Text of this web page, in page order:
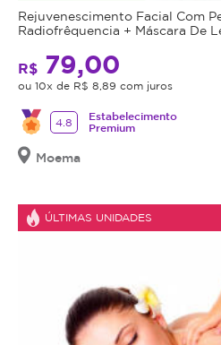
Rejuvenescimento Facial Com
Radiofrêquencia + Máscara De
R$ 79,00
ou 10x de R$ 8,89 com juros
4.8
Estabelecimento
Premium
Moema
ÚLTIMAS UNIDADES